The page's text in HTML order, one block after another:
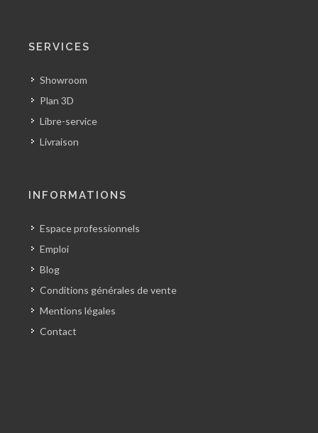
SERVICES
Showroom
Plan 3D
Libre-service
Livraison
INFORMATIONS
Espace professionnels
Emploi
Blog
Conditions générales de vente
Mentions légales
Contact